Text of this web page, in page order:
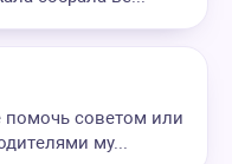
советом или
му...